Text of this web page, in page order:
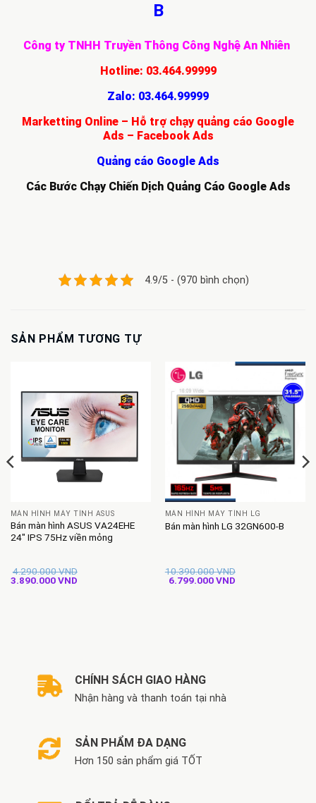
B
Công ty TNHH Truyền Thông Công Nghệ An Nhiên
Hotline: 03.464.99999
Zalo: 03.464.99999
Marketting Online – Hỗ trợ chạy quảng cáo Google
Ads – Facebook Ads
Quảng cáo Google Ads
Các Bước Chạy Chiến Dịch Quảng Cáo Google Ads
4.9/5 - (970 bình chọn)
SẢN PHẨM TƯƠNG TỰ
MÀN HÌNH MÁY TÍNH ASUS
Bán màn hình ASUS VA24EHE
24″ IPS 75Hz viền mỏng
4.290.000VND
Giá
3.890.000VNDGiá
MÀN HÌNH MÁY TÍNH LG
Bán màn hình LG 32GN600-B
10.390.000VND
Giá
6.799.000VNDGiá
CHÍNH SÁCH GIAO HÀNG
Nhận hàng và thanh toán tại nhà
SẢN PHẨM ĐA DẠNG
Hơn 150 sản phẩm giá TỐT